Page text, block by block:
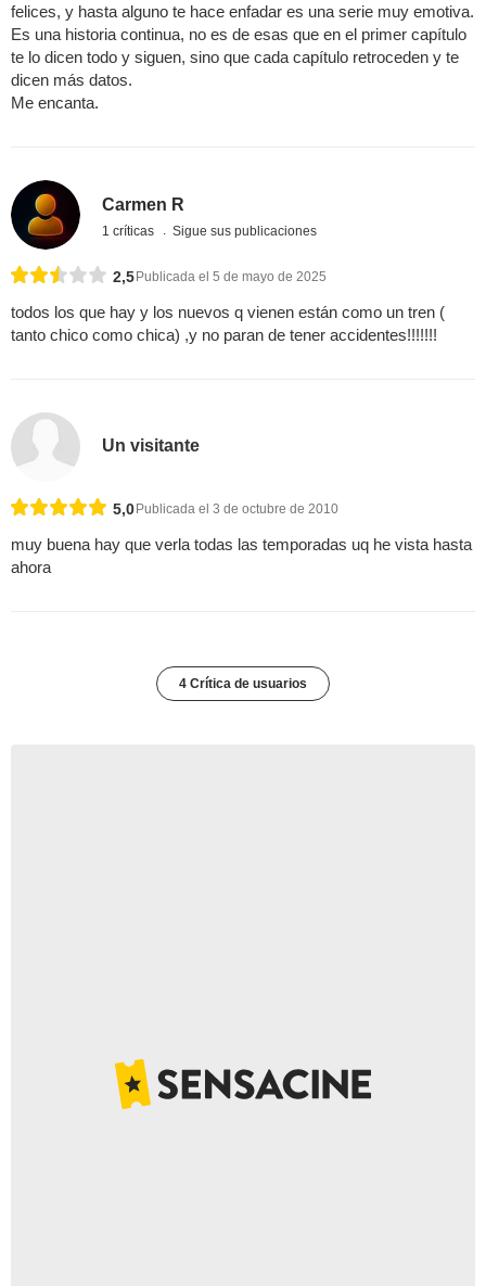
felices, y hasta alguno te hace enfadar es una serie muy emotiva.
Es una historia continua, no es de esas que en el primer capítulo
te lo dicen todo y siguen, sino que cada capítulo retroceden y te
dicen más datos.
Me encanta.
Carmen R
1 críticas Sigue sus publicaciones
2,5 Publicada el 5 de mayo de 2025
todos los que hay y los nuevos q vienen están como un tren (
tanto chico como chica) ,y no paran de tener accidentes!!!!!!!
Un visitante
5,0 Publicada el 3 de octubre de 2010
muy buena hay que verla todas las temporadas uq he vista hasta
ahora
4 Crítica de usuarios